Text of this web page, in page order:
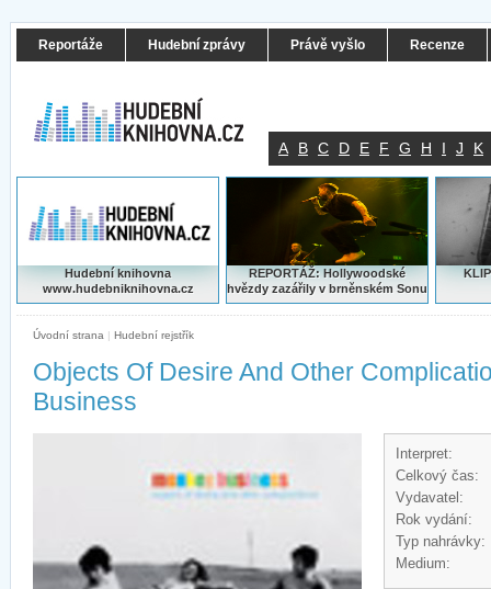
Reportáže Hudební zprávy Právě vyšlo Recenze
A B C D E F G H I J K
Hudební knihovna
www.hudebniknihovna.cz
REPORTÁŽ: Hollywoodské
hvězdy zazářily v brněnském Sonu
Úvodní strana | Hudební rejstřík
Objects Of Desire And Other
Business
Interpret:
Celkový čas:
Vydavatel:
Rok vydání:
Typ nahrávky:
Medium: